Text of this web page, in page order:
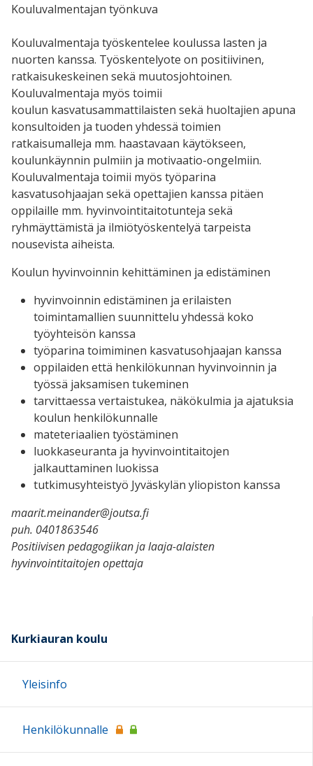
Kouluvalmentajan työnkuva
Kouluvalmentaja työskentelee koulussa lasten ja
nuorten kanssa. Työskentelyote on positiivinen,
ratkaisukeskeinen sekä muutosjohtoinen.
Kouluvalmentaja myös toimii
koulun kasvatusammattilaisten sekä huoltajien apuna
konsultoiden ja tuoden yhdessä toimien
ratkaisumalleja mm. haastavaan käytökseen,
koulunkäynnin pulmiin ja motivaatio-ongelmiin.
Kouluvalmentaja toimii myös työparina
kasvatusohjaajan sekä opettajien kanssa pitäen
oppilaille mm. hyvinvointitaitotunteja sekä
ryhmäyttämistä ja ilmiötyöskentelyä tarpeista
nousevista aiheista.
Koulun hyvinvoinnin kehittäminen ja edistäminen
hyvinvoinnin edistäminen ja erilaisten
toimintamallien suunnittelu yhdessä koko
työyhteisön kanssa
työparina toimiminen kasvatusohjaajan kanssa
oppilaiden että henkilökunnan hyvinvoinnin ja
työssä jaksamisen tukeminen
tarvittaessa vertaistukea, näkökulmia ja ajatuksia
koulun henkilökunnalle
mateteriaalien työstäminen
luokkaseuranta ja hyvinvointitaitojen
jalkauttaminen luokissa
tutkimusyhteistyö Jyväskylän yliopiston kanssa
maarit.meinander@joutsa.fi
puh. 0401863546
Positiivisen pedagogiikan ja laaja-alaisten
hyvinvointitaitojen opettaja
Kurkiauran koulu
Yleisinfo
Henkilökunnalle